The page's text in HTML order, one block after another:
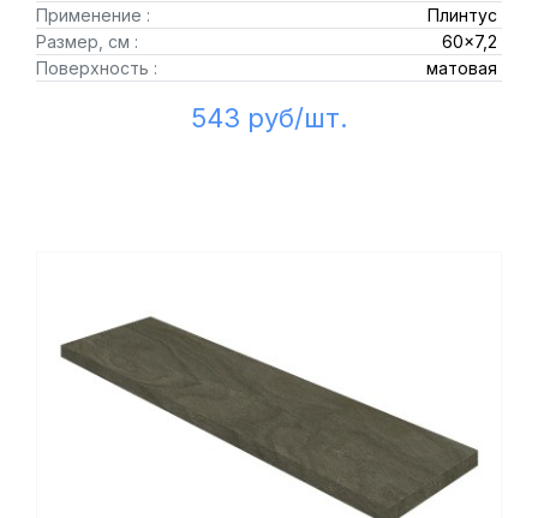
Применение :
Плинтус
Размер, см :
60x7,2
Поверхность :
матовая
543 руб/шт.